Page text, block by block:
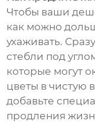
Чтобы ваши
как можно
ухаживать.
стебли под
которые могут
цветы в чистую
добавьте
продления